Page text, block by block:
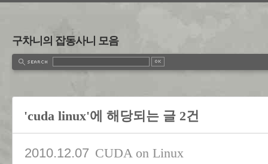
구차니의 잡동사니 모음
'cuda linux'에 해당되는 글 2건
2010.12.07 CUDA on Linux